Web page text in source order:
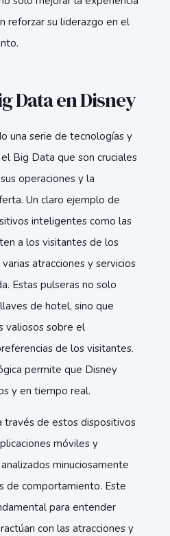
reforzar su liderazgo en el
Data en Disney
una serie de tecnologías y
Big Data que son cruciales
operaciones y la
Un claro ejemplo de
inteligentes como las
a los visitantes de los
atracciones y servicios
Estas pulseras no solo
de hotel, sino que
valiosos sobre el
de los visitantes.
permite que Disney
y en tiempo real.
través de estos dispositivos
móviles y
minuciosamente
de comportamiento. Este
para entender
con las atracciones y